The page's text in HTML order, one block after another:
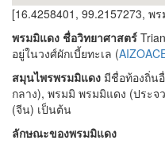
[16.4258401, 99.2157273, พ
พรมมิแดง ชื่อวิทยาศาสตร์
อยู่ในวงศ์ผักเบี้ยทะเล (
สมุนไพรพรมมิแดง มีชื่อท้องถิ่น
กลาง), พรมมิ พรมมิแดง (ประ
(จีน) เป็นต้น
ลักษณะของพรมมิแดง